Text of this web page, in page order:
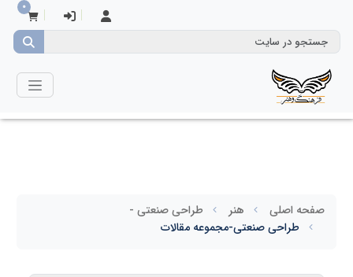
0
صفحه اصلی هنر
طراحی صنعتی -
طراحی صنعتی-مجموعه مقالات